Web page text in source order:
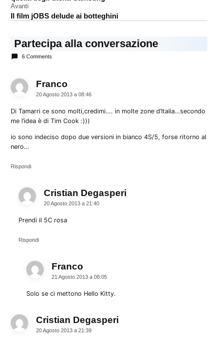
Avanti
Il film jOBS delude ai botteghini
Partecipa alla conversazione
6 Comments
Franco
20 Agosto 2013 a 08:46
Di Tamarri ce sono molti,credimi…. in molte zone d’Italia…secondo
me l’idea è di Tim Cook :)))
io sono indeciso dopo due versioni in bianco 4S/5, forse ritorno al
nero…
Rispondi
Cristian Degasperi
20 Agosto 2013 a 21:40
Prendi il 5C rosa
Rispondi
Franco
21 Agosto 2013 a 08:05
Solo se ci mettono Hello Kitty.
Cristian Degasperi
20 Agosto 2013 a 21:39